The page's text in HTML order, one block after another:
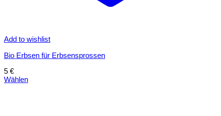
Add to wishlist
Bio Erbsen für Erbsensprossen
5 €
Wählen